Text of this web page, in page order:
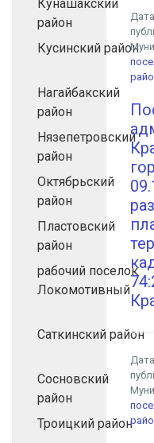
Кунашакский
район
Кусинский район
Нагайбакский
район
Нязепетровский
район
Октябрьский
район
Пластовский
район
рабочий поселок
Локомотивный
Саткинский район
Сосновский
район
Троицкий район